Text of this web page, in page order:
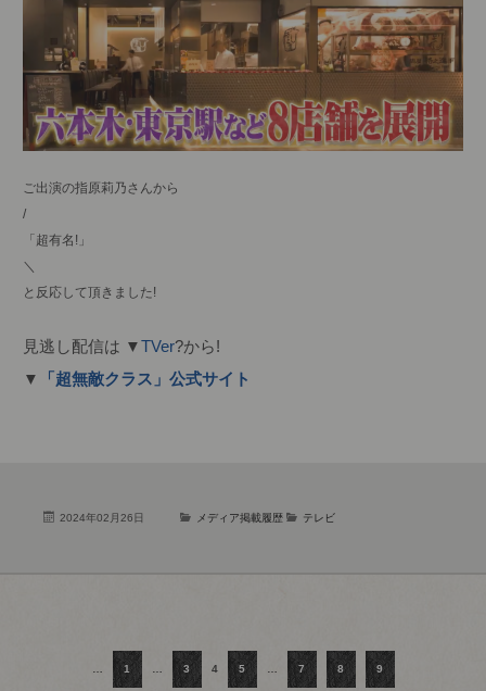
ご出演の指原莉乃さんから
/
「超有名!」
＼
と反応して頂きました!
見逃し配信は ▼TVer?から!
▼
「超無敵クラス」公式サイト
2024年02月26日 メディア掲載履歴 テレビ
1 3 4 5 7 8 9